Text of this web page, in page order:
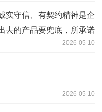
实守信、有契约精神是企
去的产品要兜底，所承诺
2026-05-10
2026-05-10